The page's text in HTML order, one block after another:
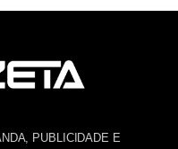
PUBLICIDADE E